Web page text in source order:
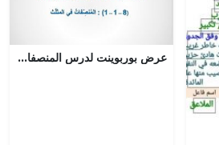
عرض بوربوينت لدرس المنصفات في المثلث